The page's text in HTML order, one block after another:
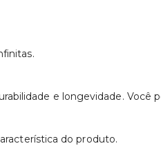
e longevidade. Você
do produto.